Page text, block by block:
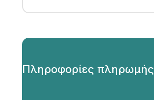
Πληροφορίες πληρωμής